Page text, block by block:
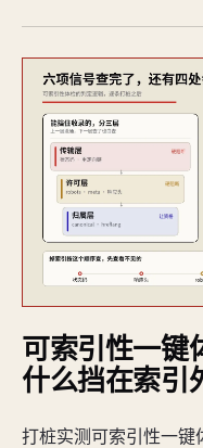
可索引性一键
什么挡在索引
打桩实测可索引性一